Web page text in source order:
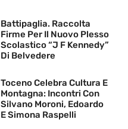
Battipaglia. Raccolta
Firme Per Il Nuovo Plesso
Scolastico “J F Kennedy”
Di Belvedere
Toceno Celebra Cultura E
Montagna: Incontri Con
Silvano Moroni, Edoardo
E Simona Raspelli